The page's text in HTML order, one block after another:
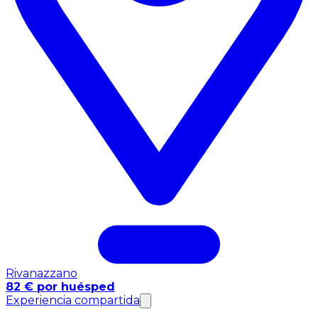
Rivanazzano
82 € por huésped
Experiencia compartida